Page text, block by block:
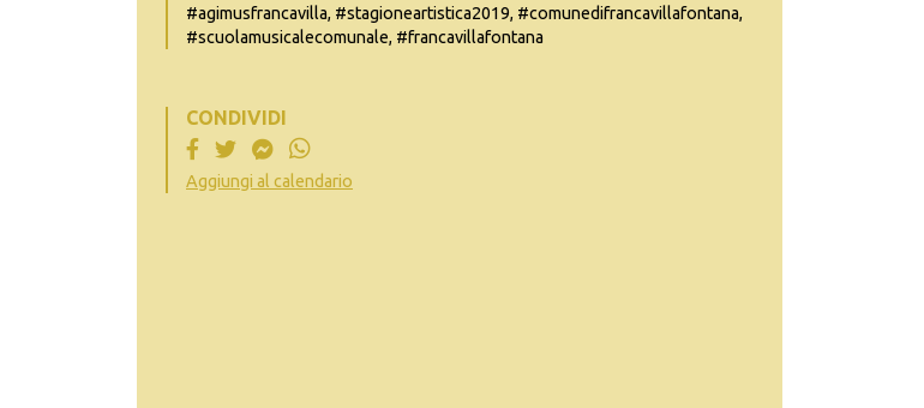
#agimusfrancavilla, #stagioneartistica2019, #comunedifrancavillafontana,
#scuolamusicalecomunale, #francavillafontana
CONDIVIDI
Aggiungi al calendario